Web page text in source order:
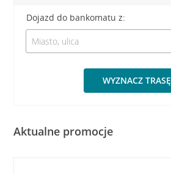
Dojazd do bankomatu z:
WYZNACZ TRASĘ
Aktualne promocje